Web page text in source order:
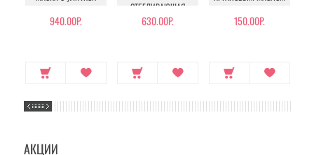
940.00Р.
ОТБЕЛИВАЮЩАЯ
ГИДРОГЕЛЕВАЯ МАСКА
630.00Р. 150.00Р.
АКЦИИ